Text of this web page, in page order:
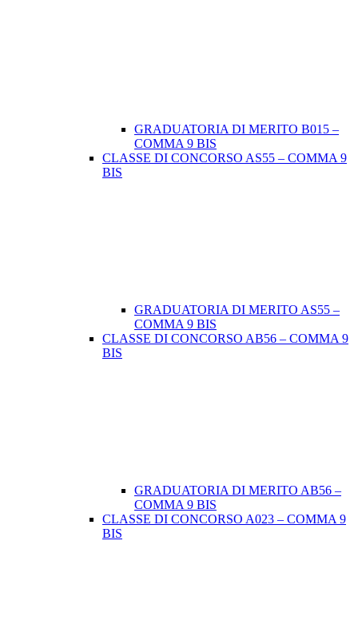
GRADUATORIA DI MERITO B015 –
COMMA 9 BIS
CLASSE DI CONCORSO AS55 – COMMA 9
BIS
GRADUATORIA DI MERITO AS55 –
COMMA 9 BIS
CLASSE DI CONCORSO AB56 – COMMA 9
BIS
GRADUATORIA DI MERITO AB56 –
COMMA 9 BIS
CLASSE DI CONCORSO A023 – COMMA 9
BIS